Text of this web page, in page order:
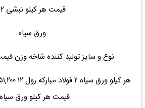
قیمت هر کیلو نبشی ۱۲
ورق سیاه
نوع و سایز تولید کننده شاخه وزن
قیمت هر کیلو ورق سیاه ۲